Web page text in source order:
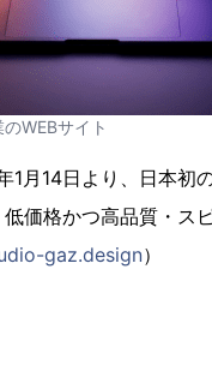
WEBサイト
月14日より、日本初
価格かつ高品質・ス
gaz.design）​